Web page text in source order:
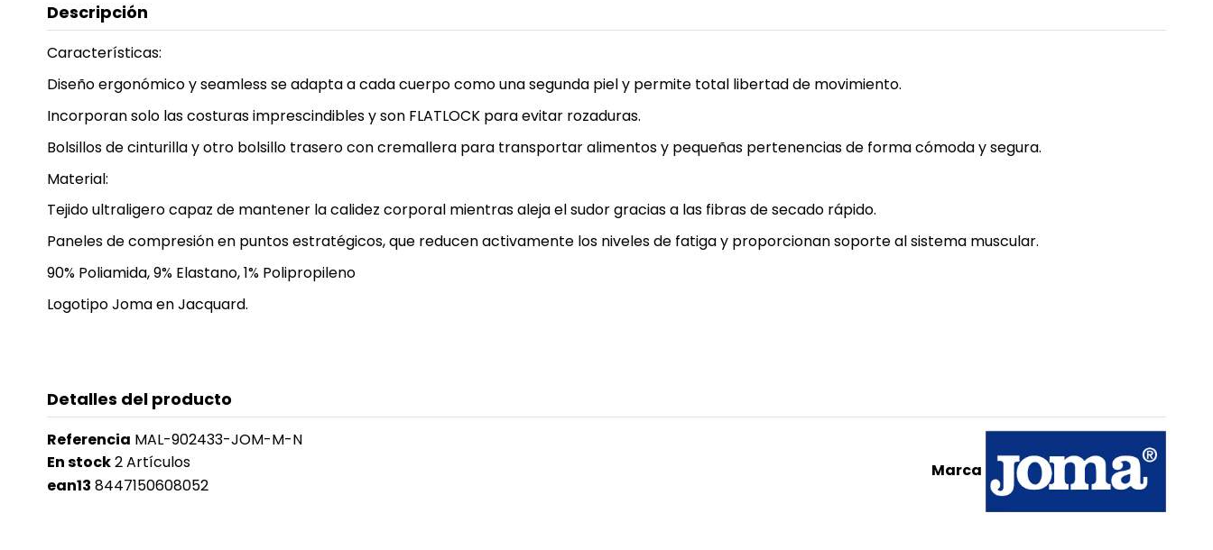
Descripción
Características:
Diseño ergonómico y seamless se adapta a cada cuerpo como una segunda piel y permite total libertad de movimiento.
Incorporan solo las costuras imprescindibles y son FLATLOCK para evitar rozaduras.
Bolsillos de cinturilla y otro bolsillo trasero con cremallera para transportar alimentos y pequeñas pertenencias de forma cómoda y segura.
Material:
Tejido ultraligero capaz de mantener la calidez corporal mientras aleja el sudor gracias a las fibras de secado rápido.
Paneles de compresión en puntos estratégicos, que reducen activamente los niveles de fatiga y proporcionan soporte al sistema muscular.
90% Poliamida, 9% Elastano, 1% Polipropileno
Logotipo Joma en Jacquard.
Detalles del producto
Marca
Referencia MAL-902433-JOM-M-N
En stock2 Artículos
ean13 8447150608052